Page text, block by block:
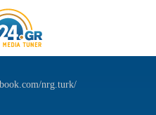
nrg.turk/